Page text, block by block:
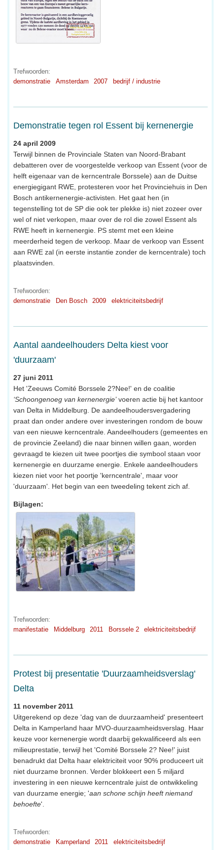
Trefwoorden:
demonstratie
Amsterdam 2007 bedrijf / industrie
Demonstratie tegen rol Essent bij kernenergie
24 april 2009
Terwijl binnen de Provinciale Staten van Noord-Brabant
debatteren over de voorgestelde verkoop van Essent (voor de
helft eigenaar van de kerncentrale Borssele) aan de Duitse
energiegigant RWE, protesteren voor het Provinciehuis in Den
Bosch antikernenergie-activisten. Het gaat hen (in
tegenstelling tot de SP die ook ter plekke is) niet zozeer over
wel of niet verkopen, maar over de rol die zowel Essent als
RWE heeft in kernenergie. PS stemt met een kleine
meerderheid tegen de verkoop. Maar de verkoop van Essent
aan RWE zal (in eerste instantie zonder de kerncentrale) toch
plaatsvinden.
Trefwoorden:
demonstratie
Den Bosch 2009 elektriciteitsbedrijf
Aantal aandeelhouders Delta kiest voor
'duurzaam'
27 juni 2011
Het 'Zeeuws Comité Borssele 2?Nee!' en de coalitie
‘Schoongenoeg van kernenergie’voeren actie bij het kantoor
van Delta in Middelburg. De aandeelhoudersvergadering
praat dan onder andere over investeringen rondom de bouw
van een nieuwe kerncentrale. Aandeelhouders (gemeentes en
de provincie Zeeland) die naar binnen willen gaan, worden
gevraagd te kiezen uit twee poortjes die symbool staan voor
kernenergie en duurzame energie. Enkele aandeelhouders
kiezen niet voor het poortje 'kerncentrale', maar voor
'duurzaam'. Het begin van een tweedeling tekent zich af.
Bijlagen:
Trefwoorden:
manifestatie
Middelburg 2011 Borssele 2 elektriciteitsbedrijf
Protest bij presentatie 'Duurzaamheidsverslag'
Delta
11 november 2011
Uitgerekend op deze 'dag van de duurzaamheid' presenteert
Delta in Kamperland haar MVO-duurzaamheidsverslag. Haar
keuze voor kernenergie wordt daarbij gekwalificeerd als een
milieuprestatie, terwijl het 'Comité Borssele 2? Nee!' juist
benadrukt dat Delta haar elektriciteit voor 90% produceert uit
niet duurzame bronnen. Verder blokkeert een 5 miljard
investering in een nieuwe kerncentrale juist de ontwikkeling
van duurzame energie; 'aan schone schijn heeft niemand
behoefte'.
Trefwoorden:
demonstratie
Kamperland 2011 elektriciteitsbedrijf